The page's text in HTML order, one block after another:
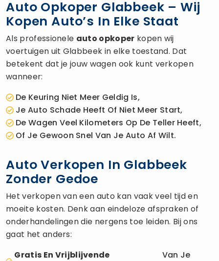
Auto Opkoper Glabbeek – Wij
Kopen Auto’s In Elke Staat
Als professionele auto opkoper kopen wij
voertuigen uit Glabbeek in elke toestand. Dat
betekent dat je jouw wagen ook kunt verkopen
wanneer:
De Keuring Niet Meer Geldig Is,
Je Auto Schade Heeft Of Niet Meer Start,
De Wagen Veel Kilometers Op De Teller Heeft,
Of Je Gewoon Snel Van Je Auto Af Wilt.
Auto Verkopen In Glabbeek
Zonder Gedoe
Het verkopen van een auto kan vaak veel tijd en
moeite kosten. Denk aan eindeloze afspraken of
onderhandelingen die nergens toe leiden. Bij ons
gaat het anders:
Gratis En Vrijblijvende
Van Je